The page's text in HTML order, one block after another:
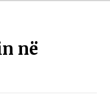
në